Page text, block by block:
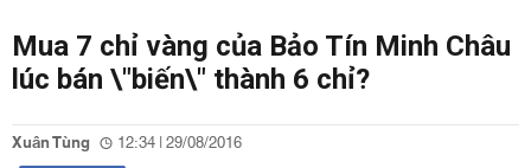
Mua 7 chỉ vàng của Bảo Tín Minh Châu
lúc bán \"biến\" thành 6 chỉ?
Xuân Tùng 12:34 | 29/08/2016